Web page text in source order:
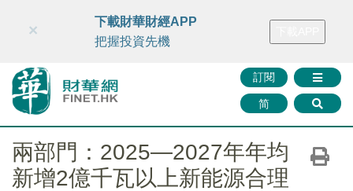
財華智庫網 FINTV FINMETA 財華證券 媒體矩陣
訂閱
简
×
下載財華財經APP
把握投資先機
兩部門：2025—2027年年均
新增2億千瓦以上新能源合理